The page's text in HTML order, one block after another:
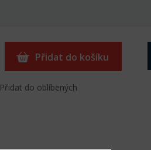
Přidat do košíku
Přidat do oblíbených